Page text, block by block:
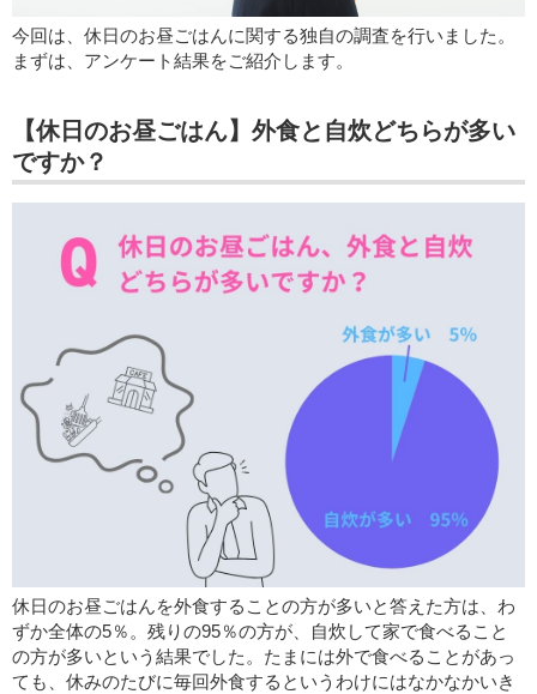
今回は、休日のお昼ごはんに関する独自の調査を行いました。
まずは、アンケート結果をご紹介します。
【休日のお昼ごはん】外食と自炊どちらが多い
ですか？
休日のお昼ごはんを外食することの方が多いと答えた方は、わ
ずか全体の5％。残りの95％の方が、自炊して家で食べること
の方が多いという結果でした。たまには外で食べることがあっ
ても、休みのたびに毎回外食するというわけにはなかなかいき